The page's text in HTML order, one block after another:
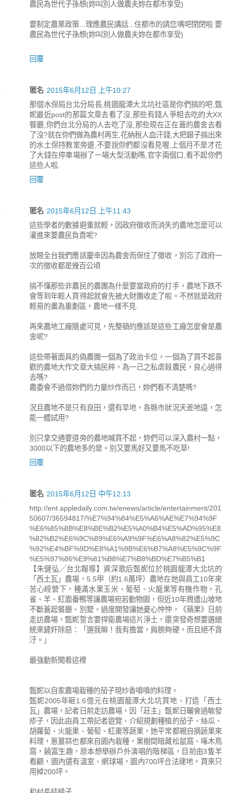
農民為世代子孫想(妳叫別人做農夫妳在都市享受)
要制定農業政策...理應農民講話...住都市的請您嘴吧閉閉啦 要
農民為世代子孫想(妳叫別人做農夫妳在都市享受)
回覆
匿名 2015年6月12日 上午10:27
那個水保局台北分局長,桃園龍潭大北坑社區是你們搞的吧,甄
妮最近post的那篇文章去看了沒,那些有錢人爭相去吃的大XX
餐廳,你們台北分局的人去吃了沒,那些現在正在蓋的農舍去看
了沒?就在你們做為農村再生,花納稅人血汗錢,大把銀子搞出來
的水土保持教室旁邊,不要說你們都沒看見喔,上個月不是才花
了大錢在停車場辦了一場大型活動嗎,官字兩個口,看不起你們
這些人啦.
回覆
匿名 2015年6月12日 上午11:43
這些學者的數據避重就輕，因政府徵收而消失的農地怎麼可以
灌進來要農民負責呢?
放眼全台我們應該慶幸因為農舍而保住了徵收，別忘了政府一
次的徵收都是幾百公頃
搞不懂那些非農民的農團為什麼要當政府的打手，農地下跌不
會等到年輕人買得起就會先被大財團收走了啦。不然就是政府
輕易的畫為重劃區，農地一樣不見.
再來農地工廠隨處可見，先整頓的應該是這些工廠怎麼會是農
舍呢?
這些帶著面具的偽農團一個為了政治卡位，一個為了買不起喜
歡的農地大作文章大搞民粹，為一己之私虐殺農民，良心過得
去嗎?
農委會不過借妳們的力量炒作而已，妳們看不清楚嗎?
況且農地不是只有良田，還有旱地，各縣市狀況天差地遠，怎
能一體試用?
別只拿交通要道旁的農地喊買不起，妳們可以深入農村一點，
3000以下的農地多的是。別又要馬好又要馬不吃草!
回覆
匿名 2015年6月12日 中午12:13
http://ent.appledaily.com.tw/enews/article/entertainment/201
50607/36594817/%E7%94%84%E5%A6%AE%E7%94%9F
%E6%85%8B%E8%BE%B2%E5%A0%B4%E5%AD%95%E8
%82%B2%E6%9C%89%E6%A9%9F%E6%A8%82%E5%9C
%92%E4%BF%9D%E8%A1%9B%E6%B7%A8%E5%9C%9F
%E5%97%86%E9%81%B8%E7%B8%BD%E7%B5%B1
【朱健弘╱台北報導】資深歌后甄妮位於桃園龍潭大北坑的
「西土瓦」農場，5.5甲（約1.6萬坪）農地在她與員工10年來
苦心經營下，種滿水果玉米、葡萄、火龍果等有機作物，孔
雀、羊、紅面番鴨等讓農場宛若動物園，但近10年周遭山坡地
不斷蓋起餐廳、別墅，過度開發讓她憂心忡忡，《蘋果》日前
走訪農場，甄妮誓言要捍衛農場這片淨土，還突發奇想要選總
統來鏟奸除惡：「選我嘛！我有擔當，肩膀夠硬，而且絕不貪
汙。」
最強動新聞看這裡
甄妮以自家農場栽種的茄子現炒香噴噴的料理。
甄妮2005年砸1.6億元在桃園龍潭大北坑買地、打造「西土
瓦」農場，記者日前走訪農場，因「莊主」甄妮日曬會過敏發
疹子，因此由員工帶記者遊覽、介紹規劃種植的茄子、絲瓜、
胡蘿蔔、火龍果、葡萄、紅棗等蔬果，她平常都親自摘蔬果來
料理，蔥薑蒜也都來自園內栽種，果樹間暗藏松鼠窩、啄木鳥
窩，饒富生趣，原本想舉辦戶外演唱的階梯區，目前由3隻羊
看顧，園內還有溫室、網球場，園內700坪合法建地，買來只
用掉200坪。